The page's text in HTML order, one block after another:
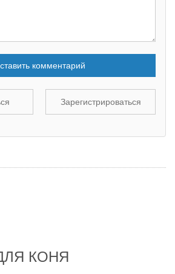
комментарий
Зарегистрироваться
КОНЯ